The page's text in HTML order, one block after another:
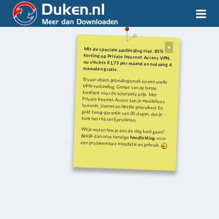
Mis de speciale aanbieding niet. 85%
korting op Private Internet Access VPN,
nu slechts €1,75 per maand en ontvang 4
maanden gratis.
Ervaar ultiem gebruiksgemak en een snelle
VPN-verbinding. Geniet van de beste
kwaliteit voor de scherpste prijs. Met
Private Internet Access kun je moeiteloos
torrents, Usenet en Netflix gebruiken! En
geld-terug-garantie van 30 dagen, dus je
kunt het risicovrij proberen.
Wil je weten hoe je aan de slag kunt gaan?
Bekijk dan onze handigehandleiding voor
een probleemloze installatie en gebruik.